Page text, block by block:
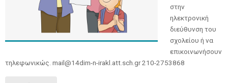
στην
ηλεκτρονική
διεύθυνση του
σχολείου ή να
επικοινωνήσουν
τηλεφωνικώς. mail@14dim-n-irakl.att.sch.gr 210-2753868